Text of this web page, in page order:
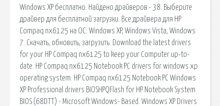
Windows XP бесплатно. Найдено драйверов - 38. Выберите
драйвер для бесплатной загрузки. Все драйвера для HP
Compaq nx6125 на ОС: Windows XP, Windows Vista, Windows
7. Скачать, обновить, загрузить. Download the latest drivers
for your HP Compaq nx6125 to keep your Computer up-to-
date. HP Compaq nx6125 Notebook PC drivers for windows xp
operating system. HP Compaq nx6125 Notebook PC Windows
XP Professional drivers BIOSHPQFlash for HP Notebook System
BIOS (68DTT) - Microsoft Windows- Based. Windows XP Drivers